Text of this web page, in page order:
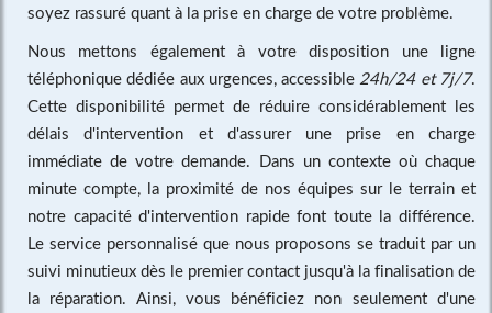
soyez rassuré quant à la prise en charge de votre problème.
Nous mettons également à votre disposition une ligne
téléphonique dédiée aux urgences, accessible 24h/24 et 7j/7.
Cette disponibilité permet de réduire considérablement les
délais d'intervention et d'assurer une prise en charge
immédiate de votre demande. Dans un contexte où chaque
minute compte, la proximité de nos équipes sur le terrain et
notre capacité d'intervention rapide font toute la différence.
Le service personnalisé que nous proposons se traduit par un
suivi minutieux dès le premier contact jusqu'à la finalisation de
la réparation. Ainsi, vous bénéficiez non seulement d'une